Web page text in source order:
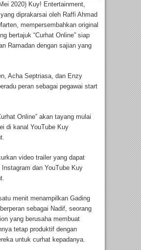
2020) Kuy! Entertainment,
diprakarsai oleh Raffi Ahmad
mempersembahkan original
bertajuk “Curhat Online” siap
Ramadan dengan sajian yang
Acha Septriasa, dan Enzy
peran sebagai pegawai start
Online” akan tayang mulai
di kanal YouTube Kuy
video trailer yang dapat
dan YouTube Kuy
menit menampilkan Gading
sebagai Nadif, seorang
yang berusaha membuat
tetap produktif dengan
untuk curhat kepadanya.